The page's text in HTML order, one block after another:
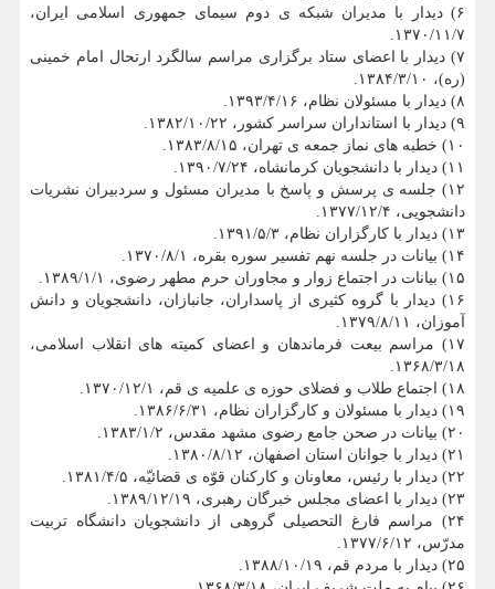
۶) دیدار با مدیران شبکه ی دوم سیمای جمهوری اسلامی ایران،
۱۳۷۰/۱۱/۷.
۷) دیدار با اعضای ستاد برگزاری مراسم سالگرد ارتحال امام خمینی
(ره)، ۱۳۸۴/۳/۱۰.
۸) دیدار با مسئولان نظام، ۱۳۹۳/۴/۱۶.
۹) دیدار با استانداران سراسر کشور، ۱۳۸۲/۱۰/۲۲.
۱۰) خطبه های نماز جمعه ی تهران، ۱۳۸۳/۸/۱۵.
۱۱) دیدار با دانشجویان کرمانشاه، ۱۳۹۰/۷/۲۴.
۱۲) جلسه ی پرسش و پاسخ با مدیران مسئول و سردبیران نشریات
دانشجویی، ۱۳۷۷/۱۲/۴.
۱۳) دیدار با کارگزاران نظام، ۱۳۹۱/۵/۳.
۱۴) بیانات در جلسه نهم تفسیر سوره بقره، ۱۳۷۰/۸/۱.
۱۵) بیانات در اجتماع زوار و مجاوران حرم مطهر رضوی، ۱۳۸۹/۱/۱.
۱۶) دیدار با گروه کثیری از پاسداران، جانبازان، دانشجویان و دانش
آموزان، ۱۳۷۹/۸/۱۱.
۱۷) مراسم بیعت فرماندهان و اعضای کمیته های انقلاب اسلامی،
۱۳۶۸/۳/۱۸.
۱۸) اجتماع طلاب و فضلای حوزه ی علمیه ی قم، ۱۳۷۰/۱۲/۱.
۱۹) دیدار با مسئولان و کارگزاران نظام، ۱۳۸۶/۶/۳۱.
۲۰) بیانات در صحن جامع رضوی مشهد مقدس، ۱۳۸۳/۱/۲.
۲۱) دیدار با جوانان استان اصفهان، ۱۳۸۰/۸/۱۲.
۲۲) دیدار با رئیس، معاونان و کارکنان قوّه ی قضائیّه، ۱۳۸۱/۴/۵.
۲۳) دیدار با اعضای مجلس خبرگان رهبری، ۱۳۸۹/۱۲/۱۹.
۲۴) مراسم فارغ التحصیلی گروهی از دانشجویان دانشگاه تربیت
مدرّس، ۱۳۷۷/۶/۱۲.
۲۵) دیدار با مردم قم، ۱۳۸۸/۱۰/۱۹.